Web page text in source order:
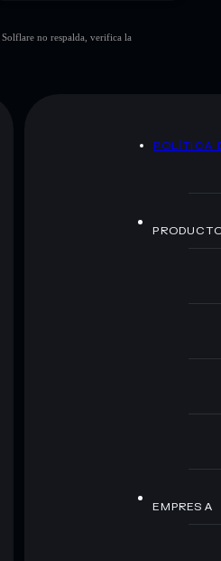
no respalda, verifica la
POLÍTICA
EMPRESA